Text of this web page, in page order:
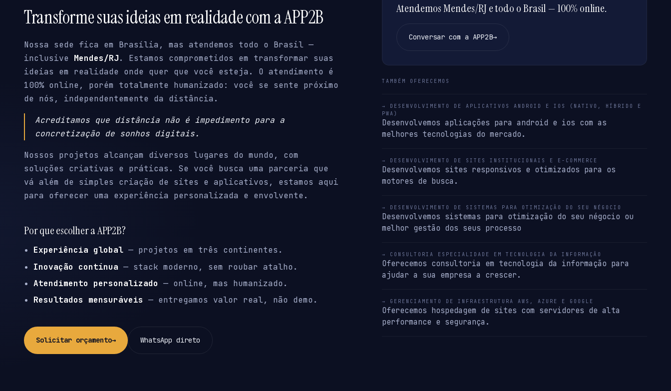
Transforme suas ideias em realidade com a APP2B
Nossa sede fica em Brasília, mas atendemos todo o Brasil —
inclusive Mendes/RJ. Estamos comprometidos em transformar suas
ideias em realidade onde quer que você esteja. O atendimento é
100% online, porém totalmente humanizado: você se sente próximo
de nós, independentemente da distância.
Acreditamos que distância não é impedimento para a
concretização de sonhos digitais.
Nossos projetos alcançam diversos lugares do mundo, com
soluções criativas e práticas. Se você busca uma parceria que
vá além de simples criação de sites e aplicativos, estamos aqui
para oferecer uma experiência personalizada e envolvente.
Por que escolher a APP2B?
Experiência global — projetos em três continentes.
Inovação contínua — stack moderno, sem roubar atalho.
Atendimento personalizado — online, mas humanizado.
Resultados mensuráveis — entregamos valor real, não demo.
Solicitar orçamento→ WhatsApp direto
Atendemos Mendes/RJ e todo o Brasil — 100% online.
Conversar com a APP2B→
TAMBÉM OFERECEMOS
→ DESENVOLVIMENTO DE APLICATIVOS ANDROID E IOS (NATIVO, HÍBRIDO E
PWA)
Desenvolvemos aplicações para android e ios com as
melhores tecnologias do mercado.
→ DESENVOLVIMENTO DE SITES INSTITUCIONAIS E E-COMMERCE
Desenvolvemos sites responsivos e otimizados para os
motores de busca.
→ DESENVOLVIMENTO DE SISTEMAS PARA OTIMIZAÇÃO DO SEU NÉGOCIO
Desenvolvemos sistemas para otimização do seu négocio ou
melhor gestão dos seus processo
→ CONSULTORIA ESPECIALIDADE EM TECNOLOGIA DA INFORMAÇÃO
Oferecemos consultoria em tecnologia da informação para
ajudar a sua empresa a crescer.
→ GERENCIAMENTO DE INFRAESTRUTURA AWS, AZURE E GOOGLE
Oferecemos hospedagem de sites com servidores de alta
performance e segurança.